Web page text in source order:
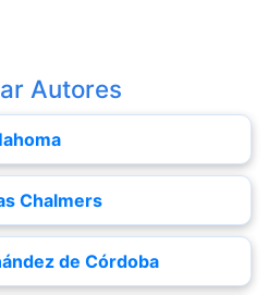
Autores
Chalmers
de Córdoba